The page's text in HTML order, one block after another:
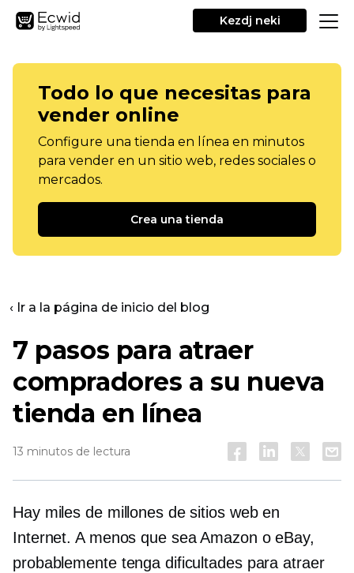
Kezdj neki
Todo lo que necesitas para
vender online
Configure una tienda en línea en minutos
para vender en un sitio web, redes sociales o
mercados.
Crea una tienda
‹ Ir a la página de inicio del blog
7 pasos para atraer
compradores a su nueva
tienda en línea
13 minutos de lectura
Hay miles de millones de sitios web en
Internet. A menos que sea Amazon o eBay,
probablemente tenga dificultades para atraer